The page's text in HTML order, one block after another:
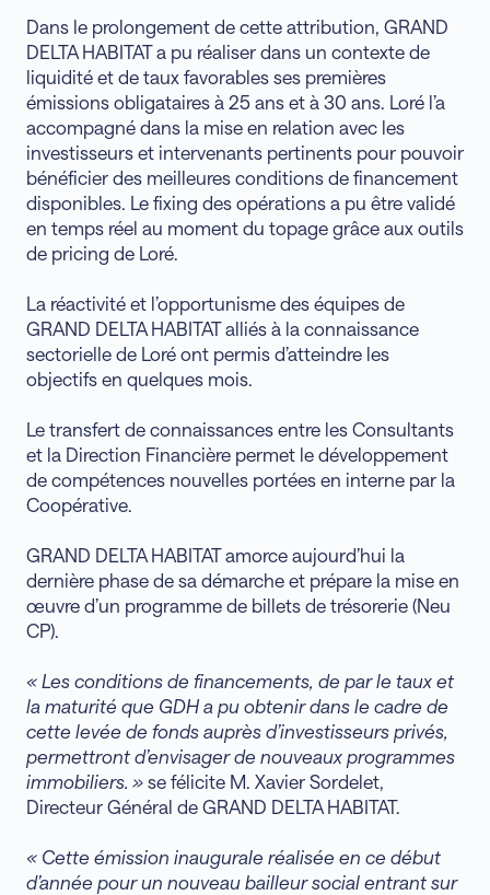
Dans le prolongement de cette attribution, GRAND
DELTA HABITAT a pu réaliser dans un contexte de
liquidité et de taux favorables ses premières
émissions obligataires à 25 ans et à 30 ans. Loré l’a
accompagné dans la mise en relation avec les
investisseurs et intervenants pertinents pour pouvoir
bénéficier des meilleures conditions de financement
disponibles. Le fixing des opérations a pu être validé
en temps réel au moment du topage grâce aux outils
de pricing de Loré.
La réactivité et l’opportunisme des équipes de
GRAND DELTA HABITAT alliés à la connaissance
sectorielle de Loré ont permis d’atteindre les
objectifs en quelques mois.
Le transfert de connaissances entre les Consultants
et la Direction Financière permet le développement
de compétences nouvelles portées en interne par la
Coopérative.
GRAND DELTA HABITAT amorce aujourd’hui la
dernière phase de sa démarche et prépare la mise en
œuvre d’un programme de billets de trésorerie (Neu
CP).
« Les conditions de financements, de par le taux et
la maturité que GDH a pu obtenir dans le cadre de
cette levée de fonds auprès d’investisseurs privés,
permettront d’envisager de nouveaux programmes
immobiliers. » se félicite M. Xavier Sordelet,
Directeur Général de GRAND DELTA HABITAT.
« Cette émission inaugurale réalisée en ce début
d’année pour un nouveau bailleur social entrant sur